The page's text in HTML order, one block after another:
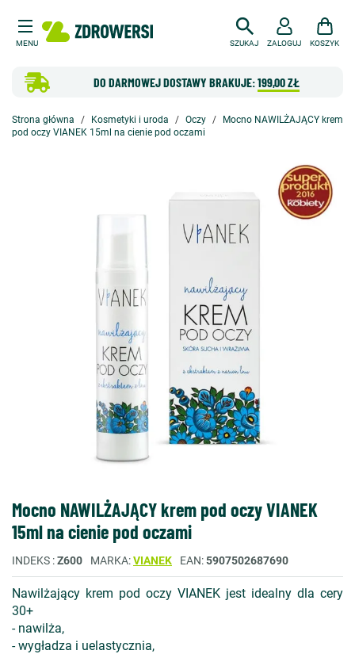
MENU SZUKAJ
DO DARMOWEJ DOSTAWY BRAKUJE:199,00 ZŁ
ZALOGUJ KOSZYK
Strona główna Kosmetyki i uroda Oczy
Mocno NAWILŻAJĄCY krem
pod oczy VIANEK 15ml na cienie pod oczami
Mocno NAWILŻAJĄCY krem pod oczy VIANEK
15ml na cienie pod oczami
INDEKS Z600 MARKA VIANEK EAN 5907502687690
Nawilżający krem pod oczy VIANEK jest idealny dla cery
30+
- nawilża,
- wygładza i uelastycznia,